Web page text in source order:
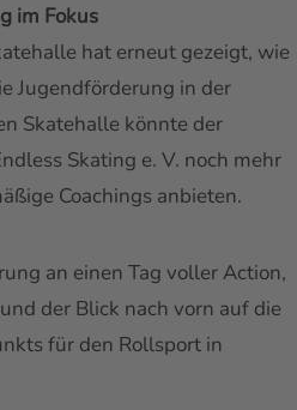
im Fokus
hat erneut gezeigt, wie
Jugendförderung in der
Skatehalle könnte der
Skating e. V. noch mehr
Coachings anbieten.
an einen Tag voller Action,
der Blick nach vorn auf die
für den Rollsport in